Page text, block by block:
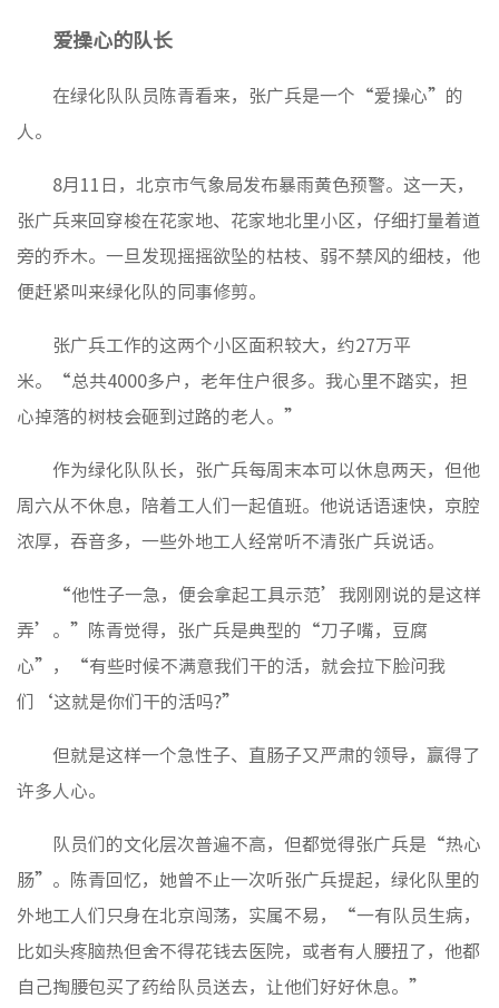
爱操心的队长
在绿化队队员陈青看来，张广兵是一个“爱操心”的
人。
8月11日，北京市气象局发布暴雨黄色预警。这一天，
张广兵来回穿梭在花家地、花家地北里小区，仔细打量着道
旁的乔木。一旦发现摇摇欲坠的枯枝、弱不禁风的细枝，他
便赶紧叫来绿化队的同事修剪。
张广兵工作的这两个小区面积较大，约27万平
米。“总共4000多户，老年住户很多。我心里不踏实，担
心掉落的树枝会砸到过路的老人。”
作为绿化队队长，张广兵每周末本可以休息两天，但他
周六从不休息，陪着工人们一起值班。他说话语速快，京腔
浓厚，吞音多，一些外地工人经常听不清张广兵说话。
“他性子一急，便会拿起工具示范’我刚刚说的是这样
弄’。”陈青觉得，张广兵是典型的“刀子嘴，豆腐
心”，“有些时候不满意我们干的活，就会拉下脸问我
们‘这就是你们干的活吗?”
但就是这样一个急性子、直肠子又严肃的领导，赢得了
许多人心。
队员们的文化层次普遍不高，但都觉得张广兵是“热心
肠”。陈青回忆，她曾不止一次听张广兵提起，绿化队里的
外地工人们只身在北京闯荡，实属不易，“一有队员生病，
比如头疼脑热但舍不得花钱去医院，或者有人腰扭了，他都
自己掏腰包买了药给队员送去，让他们好好休息。”